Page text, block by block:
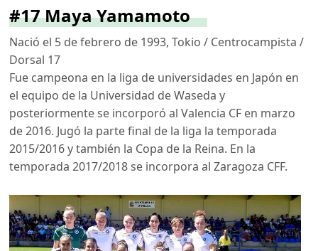
#17 Maya Yamamoto
Nació el 5 de febrero de 1993, Tokio / Centrocampista /
Dorsal 17
Fue campeona en la liga de universidades en Japón en
el equipo de la Universidad de Waseda y
posteriormente se incorporó al Valencia CF en marzo
de 2016. Jugó la parte final de la liga la temporada
2015/2016 y también la Copa de la Reina. En la
temporada 2017/2018 se incorpora al Zaragoza CFF.